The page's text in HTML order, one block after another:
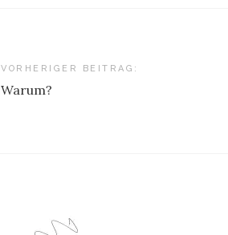
Beitragsnavigation
VORHERIGER BEITRAG:
Warum?